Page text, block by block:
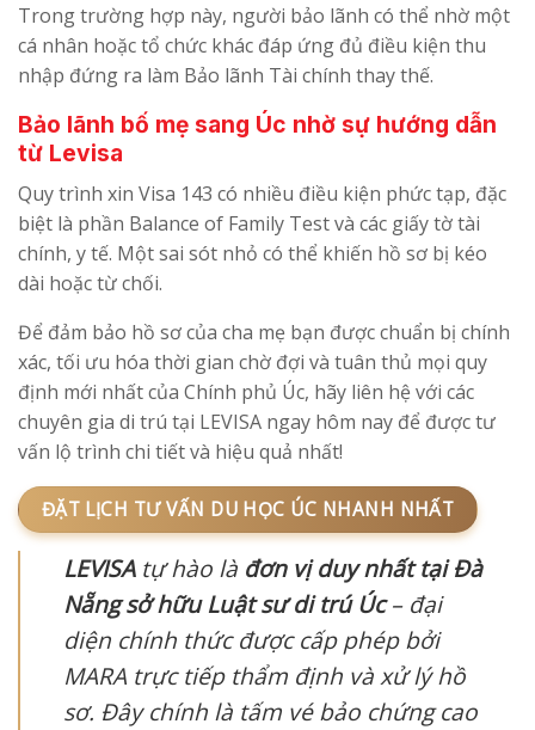
Trong trường hợp này, người bảo lãnh có thể nhờ một
cá nhân hoặc tổ chức khác đáp ứng đủ điều kiện thu
nhập đứng ra làm Bảo lãnh Tài chính thay thế.
Bảo lãnh bố mẹ sang Úc nhờ sự hướng dẫn
từ Levisa
Quy trình xin Visa 143 có nhiều điều kiện phức tạp, đặc
biệt là phần Balance of Family Test và các giấy tờ tài
chính, y tế. Một sai sót nhỏ có thể khiến hồ sơ bị kéo
dài hoặc từ chối.
Để đảm bảo hồ sơ của cha mẹ bạn được chuẩn bị chính
xác, tối ưu hóa thời gian chờ đợi và tuân thủ mọi quy
định mới nhất của Chính phủ Úc, hãy liên hệ với các
chuyên gia di trú tại LEVISA ngay hôm nay để được tư
vấn lộ trình chi tiết và hiệu quả nhất!
ĐẶT LỊCH TƯ VẤN DU HỌC ÚC NHANH NHẤT
LEVISAtự hào là đơn vị duy nhất tại Đà
Nẵng sở hữu Luật sư di trú Úc– đại
diện chính thức được cấp phép bởi
MARA trực tiếp thẩm định và xử lý hồ
sơ. Đây chính là tấm vé bảo chứng cao